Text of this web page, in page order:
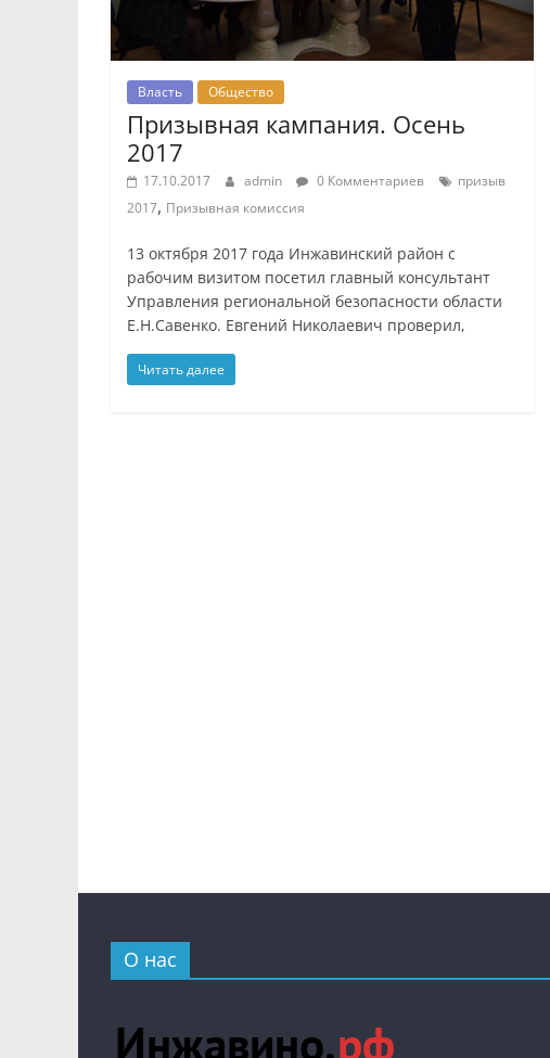
Власть Общество
Призывная кампания. Осень
2017
17.10.2017 admin 0 Комментариев
призыв
2017, Призывная комиссия
13 октября 2017 года Инжавинский район с
рабочим визитом посетил главный консультант
Управления региональной безопасности области
Е.Н.Савенко. Евгений Николаевич проверил,
Читать далее
О нас